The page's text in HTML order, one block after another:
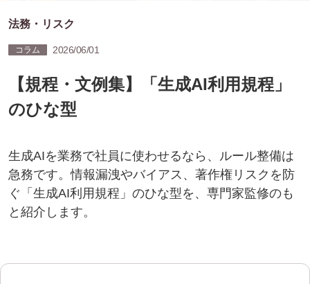
法務・リスク
コラム 2026/06/01
【規程・文例集】「生成AI利用規程」
のひな型
生成AIを業務で社員に使わせるなら、ルール整備は
急務です。情報漏洩やバイアス、著作権リスクを防
ぐ「生成AI利用規程」のひな型を、専門家監修のも
と紹介します。